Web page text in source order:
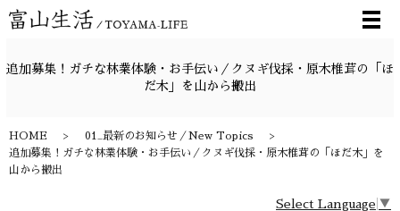
メ
追加募集！ガチな林業体験・お手伝い／クヌギ伐採・原木椎茸の「ほ
だ木」を山から搬出
HOME
01_最新のお知らせ／New Topics
追加募集！ガチな林業体験・お手伝い／クヌギ伐採・原木椎茸の「ほだ木」を
山から搬出
Select Language ▼